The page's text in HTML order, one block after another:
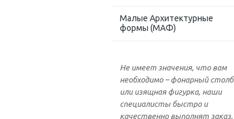
Малые Архитектурные
формы (МАФ)
Не имеет значения, что вам
необходимо – фонарный столб
или изящная фигурка, наши
специалисты быстро и
качественно выполнят заказ,